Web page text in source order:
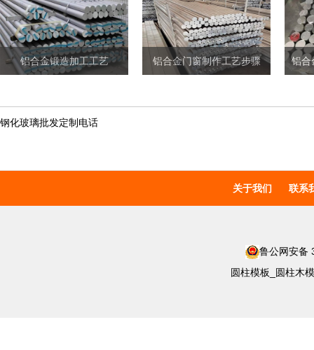
铝合金锻造加工工艺 铝合金门窗制作工艺步骤
钢化玻璃批发定制电话
关于我们 联系
鲁公网安备
圆柱模板_圆柱木